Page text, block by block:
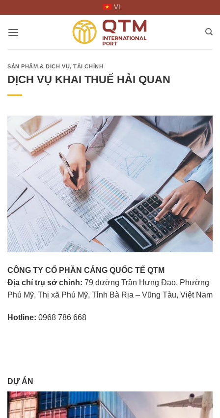
content
VI
SẢN PHẨM & DỊCH VỤ,TÀI CHÍNH
DỊCH VỤ KHAI THUẾ HẢI QUAN
CÔNG TY CỔ PHẦN CẢNG QUỐC TẾ QTM
Địa chỉ trụ sở chính: 79 đường Trần Hưng Đạo, Phường
Phú Mỹ, Thị xã Phú Mỹ, Tỉnh Bà Rịa – Vũng Tàu, Việt Nam
Hotline: 0968 786 668
DỰ ÁN